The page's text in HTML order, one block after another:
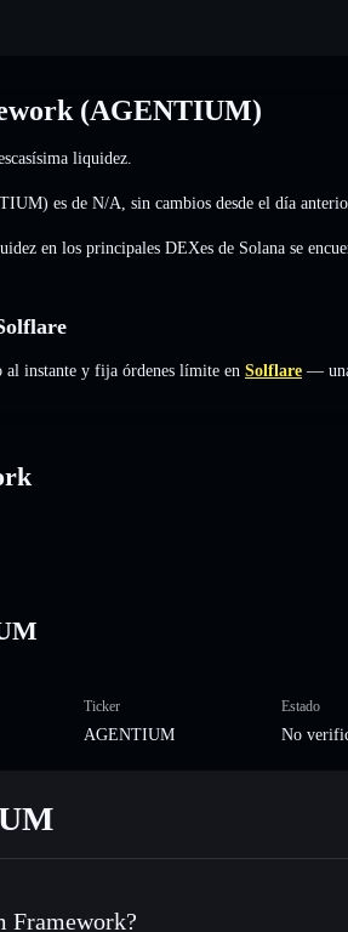
(AGENTIUM)
liquidez.
es de N/A sin cambios desde el día
en los principales DEXes de Solana se
instante y fija órdenes límite en Solflare —
Ticker
AGENTIUM
Estado
No
Framework?